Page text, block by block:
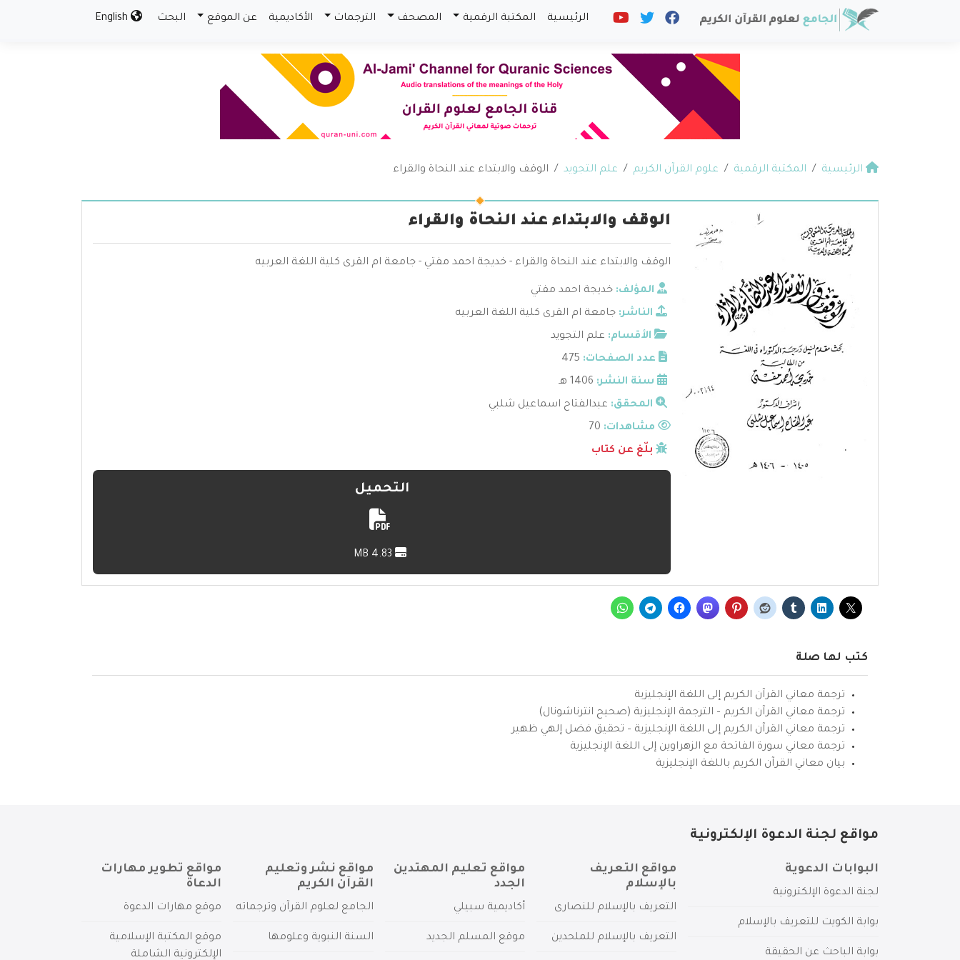
الرئيسية المكتبة الرقمية المصحف الترجمات الأكاديمية عن الموقع البحث
الرئيسية المكتبة الرقمية علوم القرآن الكريم علم التجويد الوقف والابتداء عند النحاة والقراء
الوقف والابتداء عند النحاة والقراء
الوقف والابتداء عند النحاة والقراء - خديجة احمد مفتي - جامعة ام القرى كلية اللغة العربيه
المؤلف: خديجة احمد مفتي
الناشر: جامعة ام القرى كلية اللغة العربيه
الأقسام: علم التجويد
عدد الصفحات: 475
سنة النشر: 1406 هـ
المحقق: عبدالفتاح اسماعيل شلبي
مشاهدات:
بلّغ عن كتاب
التحميل
كتب لها صلة
ترجمة معاني القرآن الكريم إلى اللغة الإنجليزية
ترجمة معاني القرآن الكريم – الترجمة الإنجليزية (صحيح انترناشونال)
ترجمة معاني القرآن الكريم إلى اللغة الإنجليزية – تحقيق فضل إلهي ظهير
ترجمة معاني سورة الفاتحة مع الزهراوين إلى اللغة الإنجليزية
بيان معاني القرآن الكريم باللغة الإنجليزية
مواقع لجنة الدعوة الإلكترونية
البوابات الدعوية
لجنة الدعوة الإلكترونية
بوابة الكويت للتعريف بالإسلام
بوابة الباحث عن الحقيقة
مواقع التعريف
بالإسلام
التعريف بالإسلام للنصارى
التعريف بالإسلام للملحدين
مواقع تعليم المهتدين
الجدد
أكاديمية سبيلي
موقع المسلم الجديد
مواقع نشر وتعليم
القرآن الكريم
الجامع لعلوم القرآن وترجماته
السنة النبوية وعلومها
مواقع تطوير مهارات
الدعاة
موقع مهارات الدعوة
موقع المكتبة الإسلامية
الإلكترونية الشاملة